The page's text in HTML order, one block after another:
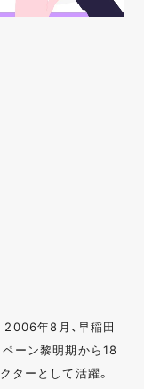
年8月、早稲田
ーン黎明期から18
ターとして活躍。